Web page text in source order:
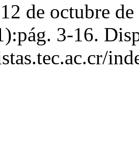
de octubre
3-16.